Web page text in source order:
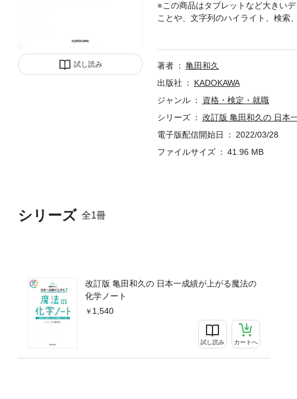
試し読み
シリーズ 全1冊
改訂版 亀田和久の 日本一成績が上がる魔法の
化学ノート
1,540
試し読み カートへ
※この商品はタブレットなど大きい
ことや、文字列のハイライト、検索
をどうまとめるのか？ についての
う。秀逸にまとめ術を駆使している
になっています。※本書は、2011年
著者
亀田和久
出版社
KADOKAWA
ジャンル
資格・検定・就職
シリーズ
改訂版 亀田和久の 日本
電子版配信開始日
2022/03/28
ファイルサイズ
41.96 MB